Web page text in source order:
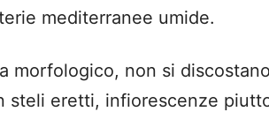
mediterranee umide.
morfologico, non si
steli eretti, infiorescenze